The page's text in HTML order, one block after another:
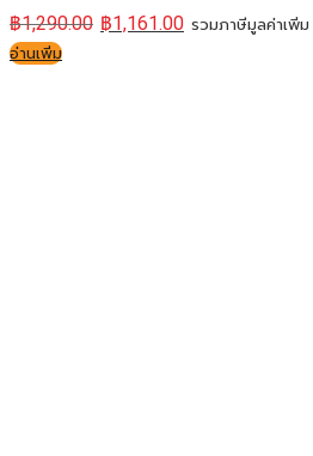
฿1,290.00 ฿1,161.00 รวมภาษีมูลค่าเพิ่ม
อ่านเพิ่ม